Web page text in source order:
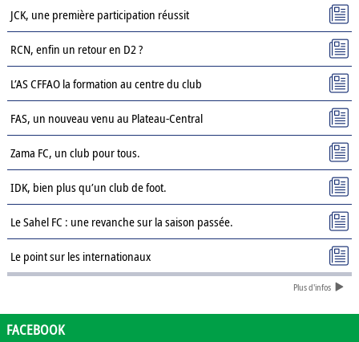
JCK, une première participation réussit
RCN, enfin un retour en D2 ?
L’AS CFFAO la formation au centre du club
FAS, un nouveau venu au Plateau-Central
Zama FC, un club pour tous.
IDK, bien plus qu’un club de foot.
Le Sahel FC : une revanche sur la saison passée.
Le point sur les internationaux
Présentation des clubs de D3 : ASPC Tenkodogo
Plus d'infos
FACEBOOK